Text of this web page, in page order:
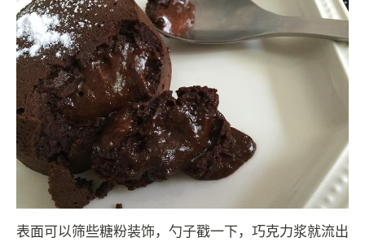
表面可以筛些糖粉装饰，勺子戳一下，巧克力浆就流出